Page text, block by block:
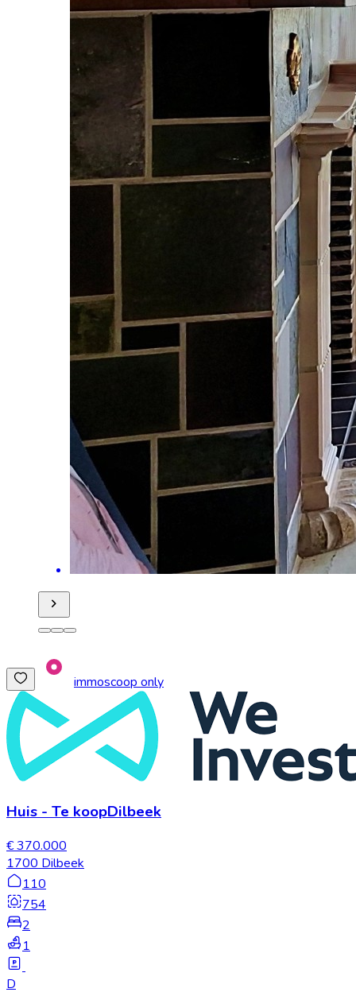
immoscoop only
Huis - Te koopDilbeek
€ 370.000
1700 Dilbeek
110
754
2
1
D